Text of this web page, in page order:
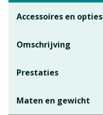
Accessoires en opties
Omschrijving
Prestaties
Maten en gewicht